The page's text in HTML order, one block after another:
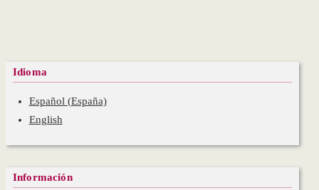
Idioma
Español (España)
English
Información